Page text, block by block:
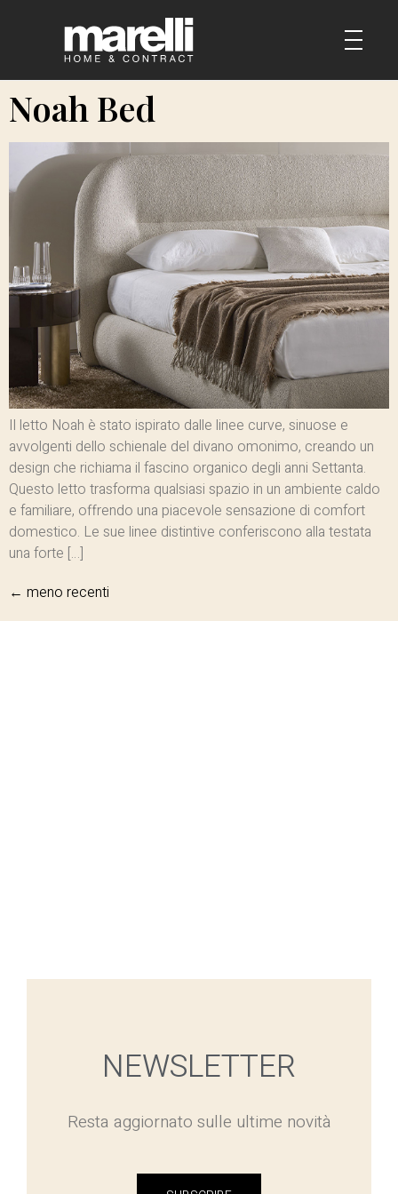
Noah Bed
Il letto Noah è stato ispirato dalle linee curve, sinuose e
avvolgenti dello schienale del divano omonimo, creando un
design che richiama il fascino organico degli anni Settanta.
Questo letto trasforma qualsiasi spazio in un ambiente caldo
e familiare, offrendo una piacevole sensazione di comfort
domestico. Le sue linee distintive conferiscono alla testata
una forte […]
← meno recenti
NEWSLETTER
Resta aggiornato sulle ultime novità